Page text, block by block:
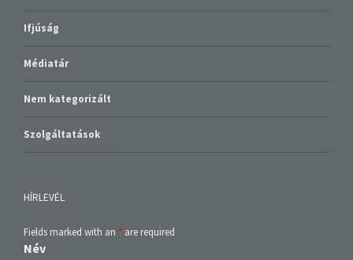
Ifjúság
Médiatár
Nem kategorizált
Szolgáltatások
HÍRLEVÉL
Fields marked with an * are required
Név